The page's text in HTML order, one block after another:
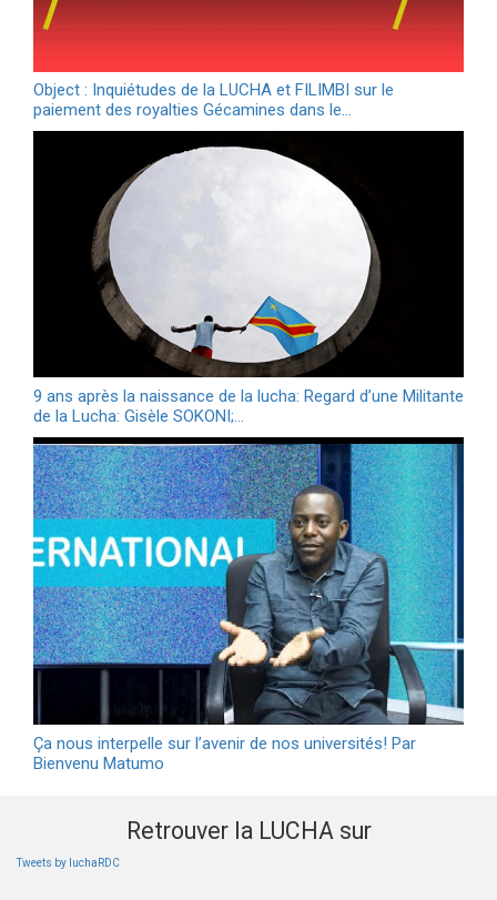
Object : Inquiétudes de la LUCHA et FILIMBI sur le
paiement des royalties Gécamines dans le…
9 ans après la naissance de la lucha: Regard d’une Militante
de la Lucha: Gisèle SOKONI;…
Ça nous interpelle sur l’avenir de nos universités! Par
Bienvenu Matumo
Retrouver la LUCHA sur
Tweets by luchaRDC